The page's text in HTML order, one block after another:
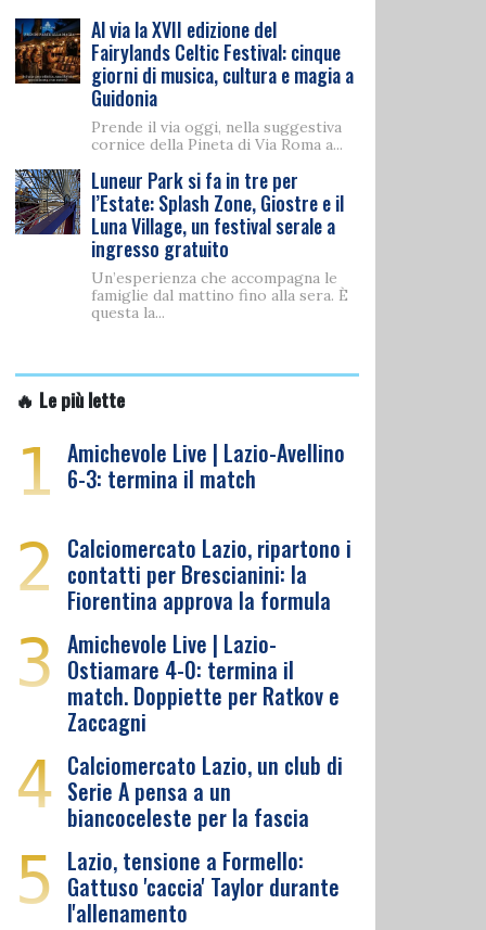
Al via la XVII edizione del
Fairylands Celtic Festival: cinque
giorni di musica, cultura e magia a
Guidonia
Prende il via oggi, nella suggestiva
cornice della Pineta di Via Roma a...
Luneur Park si fa in tre per
l’Estate: Splash Zone, Giostre e il
Luna Village, un festival serale a
ingresso gratuito
Un’esperienza che accompagna le
famiglie dal mattino fino alla sera. È
questa la...
🔥 Le più lette
1 Amichevole Live | Lazio-Avellino
6-3: termina il match
2 Calciomercato Lazio, ripartono i
contatti per Brescianini: la
Fiorentina approva la formula
3 Amichevole Live | Lazio-
Ostiamare 4-0: termina il
match. Doppiette per Ratkov e
Zaccagni
4 Calciomercato Lazio, un club di
Serie A pensa a un
biancoceleste per la fascia
5 Lazio, tensione a Formello:
Gattuso 'caccia' Taylor durante
l'allenamento